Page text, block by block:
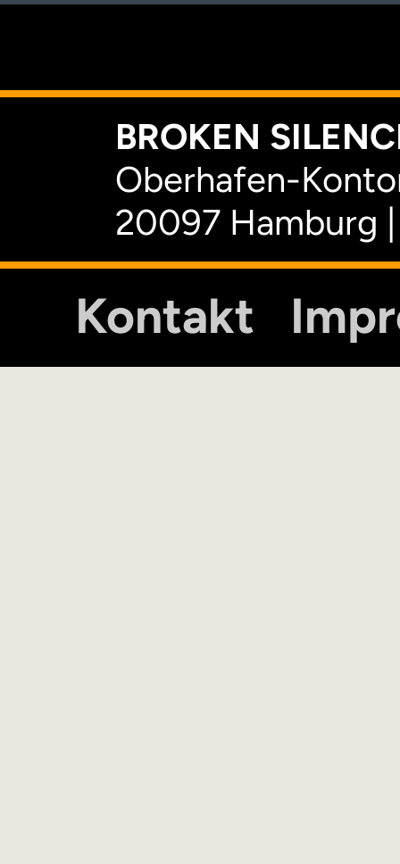
BROKEN
Oberhafen-
20097 Hamburg
Kontakt